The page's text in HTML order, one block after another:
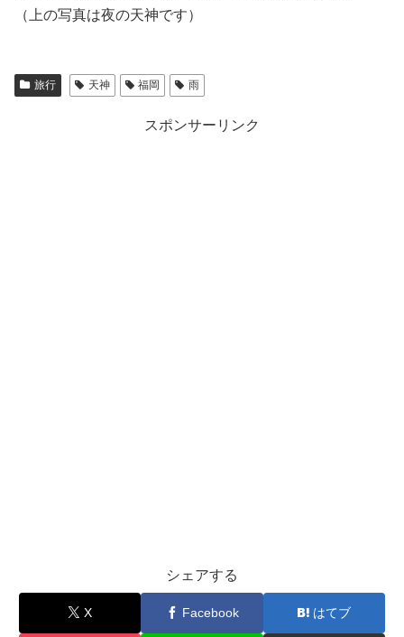
（上の写真は夜の天神です）
旅行 天神 福岡 雨
スポンサーリンク
シェアする
X Facebook はてブ